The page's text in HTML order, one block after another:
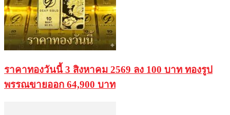
ราคาทองวันนี้ 3 สิงหาคม 2569 ลง 100 บาท ทองรูป
พรรณขายออก 64,900 บาท